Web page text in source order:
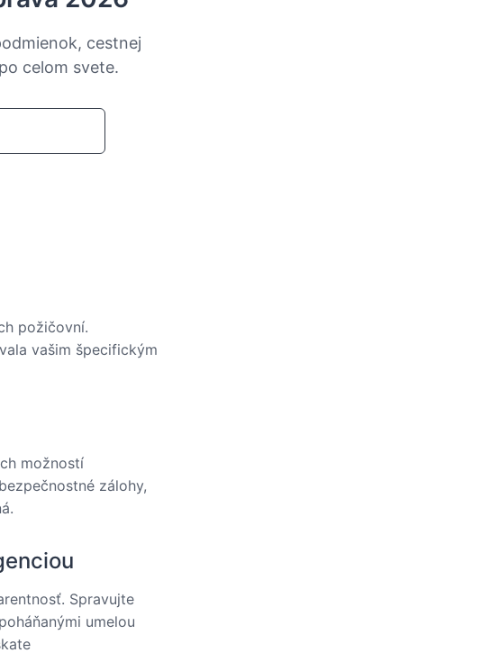
cestnej
celom svete.
požičovní.
vašim špecifickým
možností
zálohy,
Spravujte
umelou